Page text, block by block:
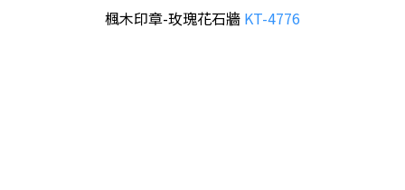
楓木印章-玫瑰花石牆 KT-4776